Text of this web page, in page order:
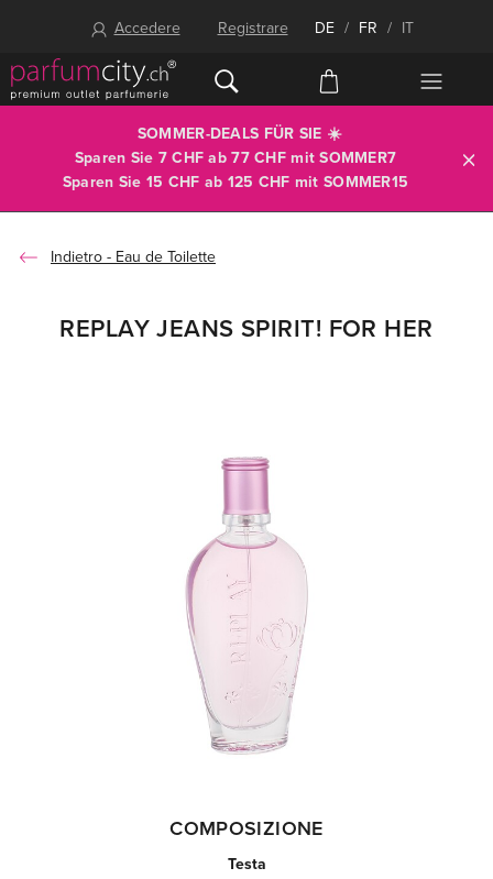
Accedere Registrare DE / FR / IT
SOMMER-DEALS FÜR SIE ☀️
Sparen Sie 7 CHF ab 77 CHF mitSOMMER7
Sparen Sie 15 CHF ab 125 CHF mit SOMMER15
Eau de Toilette
REPLAY JEANS SPIRIT! FOR HER
COMPOSIZIONE
Testa